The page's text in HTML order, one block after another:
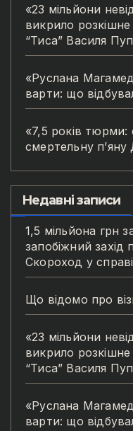
«23 мільйони
викрило
“Тиса” Василя
«Руслана
варти: що
«7,5 років тюрми:
смертельну
Недавні записи
1,5 мільйона грн
запобіжний
Скороход у
Що відомо про
«23 мільйони
викрило
“Тиса” Василя
«Руслана
варти: що